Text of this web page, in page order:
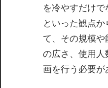
を冷やすだけ
といった観点
て、その規模
の広さ、使用
画を行う必要が